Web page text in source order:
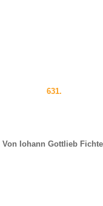
631.
Von Iohann Gottlieb